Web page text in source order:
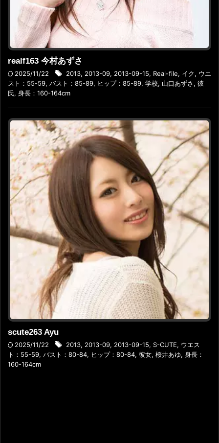
realf163 今村あずさ
2025/11/22 2013, 2013-09, 2013-09-15, Real-file, イク, ウエ
スト：55-59, バスト：85-89, ヒップ：85-89, 学校, 山口あずさ, 彼
氏, 身長：160-164cm
scute263 Ayu
2025/11/22 2013, 2013-09, 2013-09-15, S-CUTE, ウエス
ト：55-59, バスト：80-84, ヒップ：80-84, 彼女, 桜井あゆ, 身長：
160-164cm